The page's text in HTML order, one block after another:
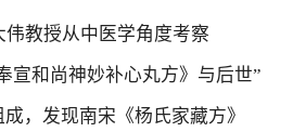
伟教授从中医学角度考察
宣和尚神妙补心丸方》与后世”
，发现南宋《杨氏家藏方》